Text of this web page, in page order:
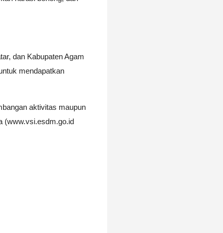
dan Kabupaten Agam
mendapatkan
aktivitas maupun
(www.vsi.esdm.go.id